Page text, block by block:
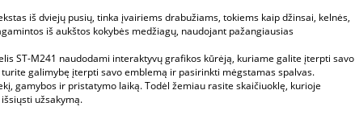
15000 vnt.
0,13 EUR
1 950 EUR
iš dviejų pusių, tinka įvairiems drabužiams, tokiems kaip džinsai, kelnės,
iš aukštos kokybės medžiagų, naudojant pažangiausias
ST-M241 naudodami interaktyvų grafikos kūrėją, kuriame galite įterpti savo
galimybę įterpti savo emblemą ir pasirinkti mėgstamas spalvas.
gamybos ir pristatymo laiką. Todėl žemiau rasite skaičiuoklę, kurioje
užsakymą.